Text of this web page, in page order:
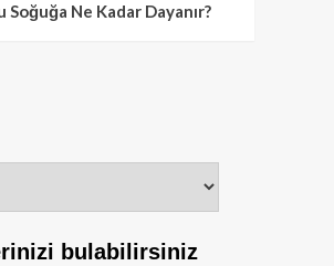
Ne Kadar Dayanır?
bulabilirsiniz